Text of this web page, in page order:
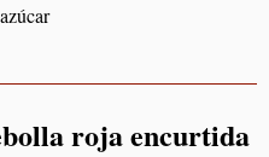
roja encurtida